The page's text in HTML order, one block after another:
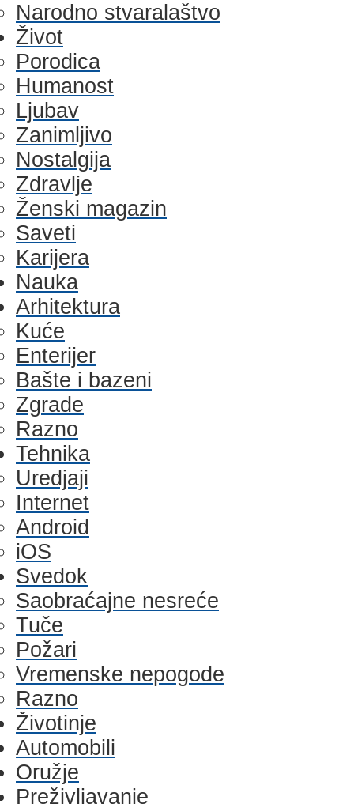
Narodno stvaralaštvo
Život
Porodica
Humanost
Ljubav
Zanimljivo
Nostalgija
Zdravlje
Ženski magazin
Saveti
Karijera
Nauka
Arhitektura
Kuće
Enterijer
Bašte i bazeni
Zgrade
Razno
Tehnika
Uredjaji
Internet
Android
iOS
Svedok
Saobraćajne nesreće
Tuče
Požari
Vremenske nepogode
Razno
Životinje
Automobili
Oružje
Preživljavanje